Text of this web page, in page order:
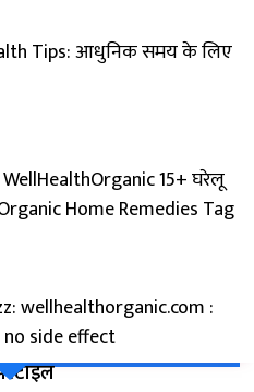
Tips: आधुनिक समय के लिए
15+ घरेलू
Home Remedies Tag
wellhealthorganic.com :
side effect